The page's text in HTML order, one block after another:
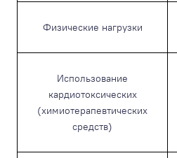
Физические нагрузки
Использование
кардиотоксических
(химиотерапевтических
средств)